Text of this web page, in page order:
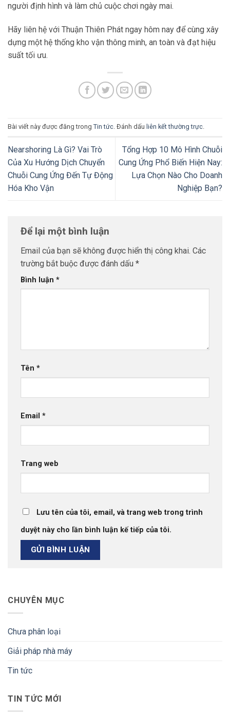
người định hình và làm chủ cuộc chơi ngày mai.
Hãy liên hệ với Thuận Thiên Phát ngay hôm nay để cùng xây
dựng một hệ thống kho vận thông minh, an toàn và đạt hiệu
suất tối ưu.
Bài viết này được đăng trong Tin tức. Đánh dấu liên kết thường trực.
Nearshoring Là Gì? Vai Trò
Của Xu Hướng Dịch Chuyển
Chuỗi Cung Ứng Đến Tự Động
Hóa Kho Vận
Tổng Hợp 10 Mô Hình Chuỗi
Cung Ứng Phổ Biến Hiện Nay:
Lựa Chọn Nào Cho Doanh
Nghiệp Bạn?
Để lại một bình luận
Email của bạn sẽ không được hiển thị công khai. Các
trường bắt buộc được đánh dấu *
Bình luận *
Tên *
Email *
Trang web
Lưu tên của tôi, email, và trang web trong trình
duyệt này cho lần bình luận kế tiếp của tôi.
CHUYÊN MỤC
Chưa phân loại
Giải pháp nhà máy
Tin tức
TIN TỨC MỚI